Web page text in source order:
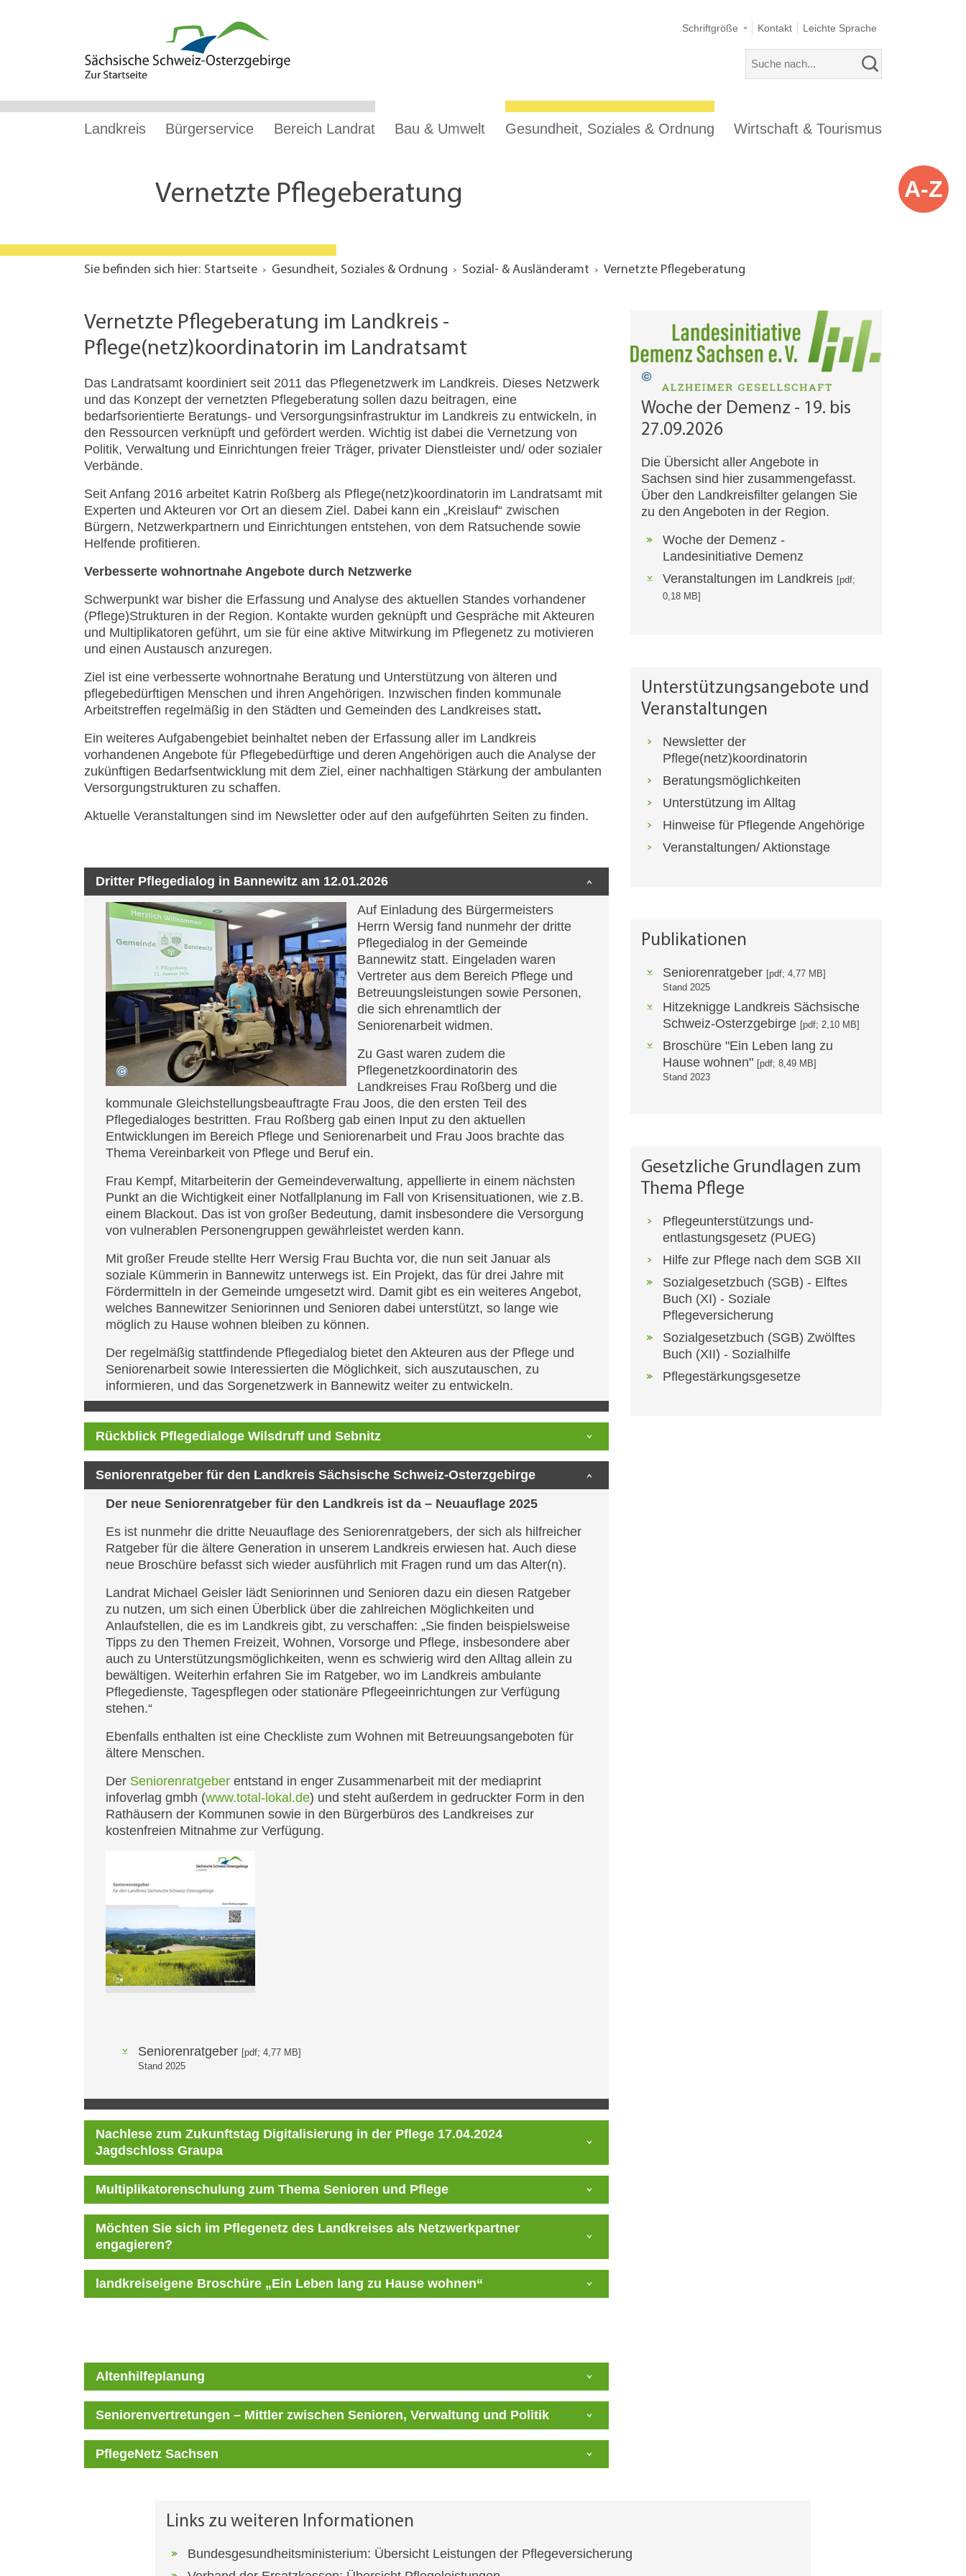
Schriftgröße Kontakt Leichte Sprache
Landkreis Bürgerservice Bereich Landrat Bau & Umwelt Gesundheit, Soziales & Ordnung Wirtschaft & Tourismus
Vernetzte Pflegeberatung
Sie befinden sich hier: Startseite Gesundheit, Soziales & Ordnung Sozial- & Ausländeramt Vernetzte Pflegeberatung
A-Z
Vernetzte Pflegeberatung im Landkreis -
Pflege(netz)koordinatorin im Landratsamt
Das Landratsamt koordiniert seit 2011 das Pflegenetzwerk im Landkreis. Dieses Netzwerk
und das Konzept der vernetzten Pflegeberatung sollen dazu beitragen, eine
bedarfsorientierte Beratungs- und Versorgungsinfrastruktur im Landkreis zu entwickeln, in
den Ressourcen verknüpft und gefördert werden. Wichtig ist dabei die Vernetzung von
Politik, Verwaltung und Einrichtungen freier Träger, privater Dienstleister und/ oder sozialer
Verbände.
Seit Anfang 2016 arbeitet Katrin Roßberg als Pflege(netz)koordinatorin im Landratsamt mit
Experten und Akteuren vor Ort an diesem Ziel. Dabei kann ein „Kreislauf“ zwischen
Bürgern, Netzwerkpartnern und Einrichtungen entstehen, von dem Ratsuchende sowie
Helfende profitieren.
Verbesserte wohnortnahe Angebote durch Netzwerke
Schwerpunkt war bisher die Erfassung und Analyse des aktuellen Standes vorhandener
(Pflege)Strukturen in der Region. Kontakte wurden geknüpft und Gespräche mit Akteuren
und Multiplikatoren geführt, um sie für eine aktive Mitwirkung im Pflegenetz zu motivieren
und einen Austausch anzuregen.
Ziel ist eine verbesserte wohnortnahe Beratung und Unterstützung von älteren und
pflegebedürftigen Menschen und ihren Angehörigen. Inzwischen finden kommunale
Arbeitstreffen regelmäßig in den Städten und Gemeinden des Landkreises statt.
Ein weiteres Aufgabengebiet beinhaltet neben der Erfassung aller im Landkreis
vorhandenen Angebote für Pflegebedürftige und deren Angehörigen auch die Analyse der
zukünftigen Bedarfsentwicklung mit dem Ziel, einer nachhaltigen Stärkung der ambulanten
Versorgungstrukturen zu schaffen.
Aktuelle Veranstaltungen sind im Newsletter oder auf den aufgeführten Seiten zu finden.
Dritter Pflegedialog in Bannewitz am 12.01.2026
Auf Einladung des Bürgermeisters
Herrn Wersig fand nunmehr der dritte
Pflegedialog in der Gemeinde
Bannewitz statt. Eingeladen waren
Vertreter aus dem Bereich Pflege und
Betreuungsleistungen sowie Personen,
die sich ehrenamtlich der
Seniorenarbeit widmen.
Zu Gast waren zudem die
Pflegenetzkoordinatorin des
Landkreises Frau Roßberg und die
kommunale Gleichstellungsbeauftragte Frau Joos, die den ersten Teil des
Pflegedialoges bestritten. Frau Roßberg gab einen Input zu den aktuellen
Entwicklungen im Bereich Pflege und Seniorenarbeit und Frau Joos brachte das
Thema Vereinbarkeit von Pflege und Beruf ein.
Frau Kempf, Mitarbeiterin der Gemeindeverwaltung, appellierte in einem nächsten
Punkt an die Wichtigkeit einer Notfallplanung im Fall von Krisensituationen, wie z.B.
einem Blackout. Das ist von großer Bedeutung, damit insbesondere die Versorgung
von vulnerablen Personengruppen gewährleistet werden kann.
Mit großer Freude stellte Herr Wersig Frau Buchta vor, die nun seit Januar als
soziale Kümmerin in Bannewitz unterwegs ist. Ein Projekt, das für drei Jahre mit
Fördermitteln in der Gemeinde umgesetzt wird. Damit gibt es ein weiteres Angebot,
welches Bannewitzer Seniorinnen und Senioren dabei unterstützt, so lange wie
möglich zu Hause wohnen bleiben zu können.
Der regelmäßig stattfindende Pflegedialog bietet den Akteuren aus der Pflege und
Seniorenarbeit sowie Interessierten die Möglichkeit, sich auszutauschen, zu
informieren, und das Sorgenetzwerk in Bannewitz weiter zu entwickeln.
Rückblick Pflegedialoge Wilsdruff und Sebnitz
Seniorenratgeber für den Landkreis Sächsische Schweiz-Osterzgebirge
Der neue Seniorenratgeber für den Landkreis ist da – Neuauflage 2025
Es ist nunmehr die dritte Neuauflage des Seniorenratgebers, der sich als hilfreicher
Ratgeber für die ältere Generation in unserem Landkreis erwiesen hat. Auch diese
neue Broschüre befasst sich wieder ausführlich mit Fragen rund um das Alter(n).
Landrat Michael Geisler lädt Seniorinnen und Senioren dazu ein diesen Ratgeber
zu nutzen, um sich einen Überblick über die zahlreichen Möglichkeiten und
Anlaufstellen, die es im Landkreis gibt, zu verschaffen: „Sie finden beispielsweise
Tipps zu den Themen Freizeit, Wohnen, Vorsorge und Pflege, insbesondere aber
auch zu Unterstützungsmöglichkeiten, wenn es schwierig wird den Alltag allein zu
bewältigen. Weiterhin erfahren Sie im Ratgeber, wo im Landkreis ambulante
Pflegedienste, Tagespflegen oder stationäre Pflegeeinrichtungen zur Verfügung
stehen.“
Ebenfalls enthalten ist eine Checkliste zum Wohnen mit Betreuungsangeboten für
ältere Menschen.
Der Seniorenratgeber entstand in enger Zusammenarbeit mit der mediaprint
infoverlag gmbh (www.total-lokal.de) und steht außerdem in gedruckter Form in den
Rathäusern der Kommunen sowie in den Bürgerbüros des Landkreises zur
kostenfreien Mitnahme zur Verfügung.
Seniorenratgeber [pdf; 4,77 MB]
Stand 2025
Nachlese zum Zukunftstag Digitalisierung in der Pflege 17.04.2024
Jagdschloss Graupa
Multiplikatorenschulung zum Thema Senioren und Pflege
Möchten Sie sich im Pflegenetz des Landkreises als Netzwerkpartner
engagieren?
landkreiseigene Broschüre „Ein Leben lang zu Hause wohnen“
Altenhilfeplanung
Seniorenvertretungen – Mittler zwischen Senioren, Verwaltung und Politik
PflegeNetz Sachsen
Woche der Demenz - 19. bis
27.09.2026
Die Übersicht aller Angebote in
Sachsen sind hier zusammengefasst.
Über den Landkreisfilter gelangen Sie
zu den Angeboten in der Region.
Woche der Demenz -
Landesinitiative Demenz
Veranstaltungen im Landkreis [pdf;
0,18 MB]
Unterstützungsangebote und
Veranstaltungen
Newsletter der
Pflege(netz)koordinatorin
Beratungsmöglichkeiten
Unterstützung im Alltag
Hinweise für Pflegende Angehörige
Veranstaltungen/ Aktionstage
Publikationen
Seniorenratgeber [pdf; 4,77 MB]
Stand 2025
Hitzeknigge Landkreis Sächsische
Schweiz-Osterzgebirge [pdf; 2,10 MB]
Broschüre "Ein Leben lang zu
Hause wohnen" [pdf; 8,49 MB]
Stand 2023
Gesetzliche Grundlagen zum
Thema Pflege
Pflegeunterstützungs und-
entlastungsgesetz (PUEG)
Hilfe zur Pflege nach dem SGB XII
Sozialgesetzbuch (SGB) - Elftes
Buch (XI) - Soziale
Pflegeversicherung
Sozialgesetzbuch (SGB) Zwölftes
Buch (XII) - Sozialhilfe
Pflegestärkungsgesetze
Links zu weiteren Informationen
Bundesgesundheitsministerium: Übersicht Leistungen der Pflegeversicherung